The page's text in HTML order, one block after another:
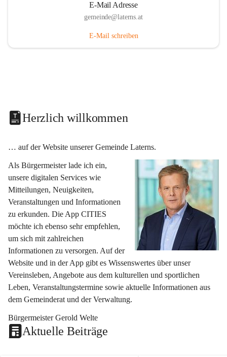
E-Mail Adresse
gemeinde@laterns.at
E-Mail schreiben
Herzlich willkommen
… auf der Website unserer Gemeinde Laterns.
Als Bürgermeister lade ich ein,
unsere digitalen Services wie
Mitteilungen, Neuigkeiten,
Veranstaltungen und Informationen
zu erkunden. Die App CITIES
möchte ich ebenso sehr empfehlen,
um sich mit zahlreichen
Informationen zu versorgen. Auf der
Website und in der App gibt es Wissenswertes über unser
Vereinsleben, Angebote aus dem kulturellen und sportlichen
Leben, Veranstaltungstermine sowie aktuelle Informationen aus
dem Gemeinderat und der Verwaltung.
Bürgermeister Gerold Welte
Aktuelle Beiträge